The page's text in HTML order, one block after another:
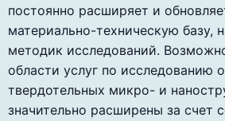
постоянно расширяет и
материально-техническую базу,
методик исследований.
области услуг по исследованию
твердотельных микро- и
значительно расширены за счет